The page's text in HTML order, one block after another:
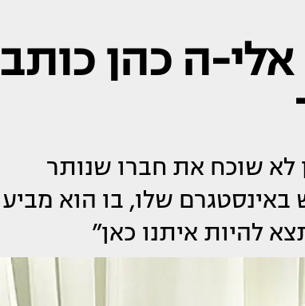
אלי-ה כהן כותב
שוכח את חברו שנותר
באינסטגרם שלו, בו הוא מביע
להיות איתנו כאן”